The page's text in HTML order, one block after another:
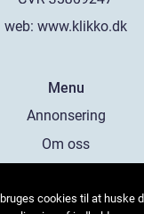
web: www.klikko.dk
Menu
Annonsering
Om oss
Kontakta oss
cookies til at huske